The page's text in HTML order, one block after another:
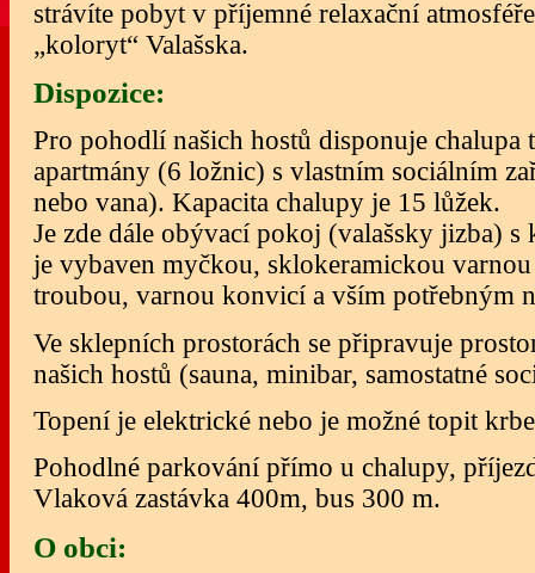
strávíte pobyt v příjemné relaxační
„koloryt“ Valašska.
Dispozice:
Pro pohodlí našich hostů disponuje chalupa
apartmány (6 ložnic) s vlastním sociálním
nebo vana). Kapacita chalupy je 15 lůžek.
Je zde dále obývací pokoj (valašsky jizba)
je vybaven myčkou, sklokeramickou
troubou, varnou konvicí a vším potřebným
Ve sklepních prostorách se připravuje
našich hostů (sauna, minibar, samostatné
Topení je elektrické nebo je možné topit
Pohodlné parkování přímo u chalupy,
Vlaková zastávka 400m, bus 300 m.
O obci: